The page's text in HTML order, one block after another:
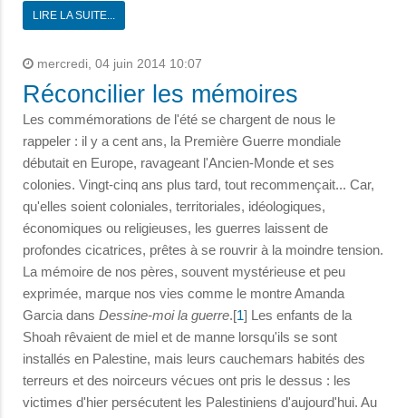
LIRE LA SUITE...
mercredi, 04 juin 2014 10:07
Réconcilier les mémoires
Les commémorations de l'été se chargent de nous le
rappeler : il y a cent ans, la Première Guerre mondiale
débutait en Europe, ravageant l'Ancien-Monde et ses
colonies. Vingt-cinq ans plus tard, tout recommençait... Car,
qu'elles soient coloniales, territoriales, idéologiques,
économiques ou religieuses, les guerres laissent de
profondes cicatrices, prêtes à se rouvrir à la moindre tension.
La mé­moire de nos pères, souvent mystérieuse et peu
exprimée, marque nos vies comme le montre Amanda
Garcia dans Dessine-moi la guerre.[1] Les enfants de la
Shoah rêvaient de miel et de manne lorsqu'ils se sont
installés en Palestine, mais leurs cauchemars habités des
terreurs et des noirceurs vécues ont pris le dessus : les
victimes d'hier persécutent les Palestiniens d'aujourd'hui. Au